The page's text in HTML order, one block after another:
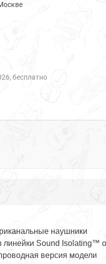
Бесплатно
наушники
линейки Sound Isolating™
версия модели